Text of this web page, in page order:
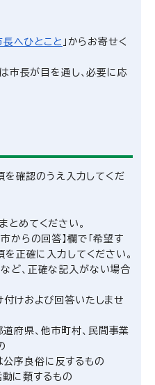
長へひとこと 」からお寄せく
市長が目を通し、必要に応
を確認のうえ入力してくだ
とめてください。
からの回答】欄で「希望す
を正確に入力してください。
ど、正確な記入がない場合
付けおよび回答いたしませ
道府県、他市町村、民間事業
公序良俗に反するもの
に類するもの